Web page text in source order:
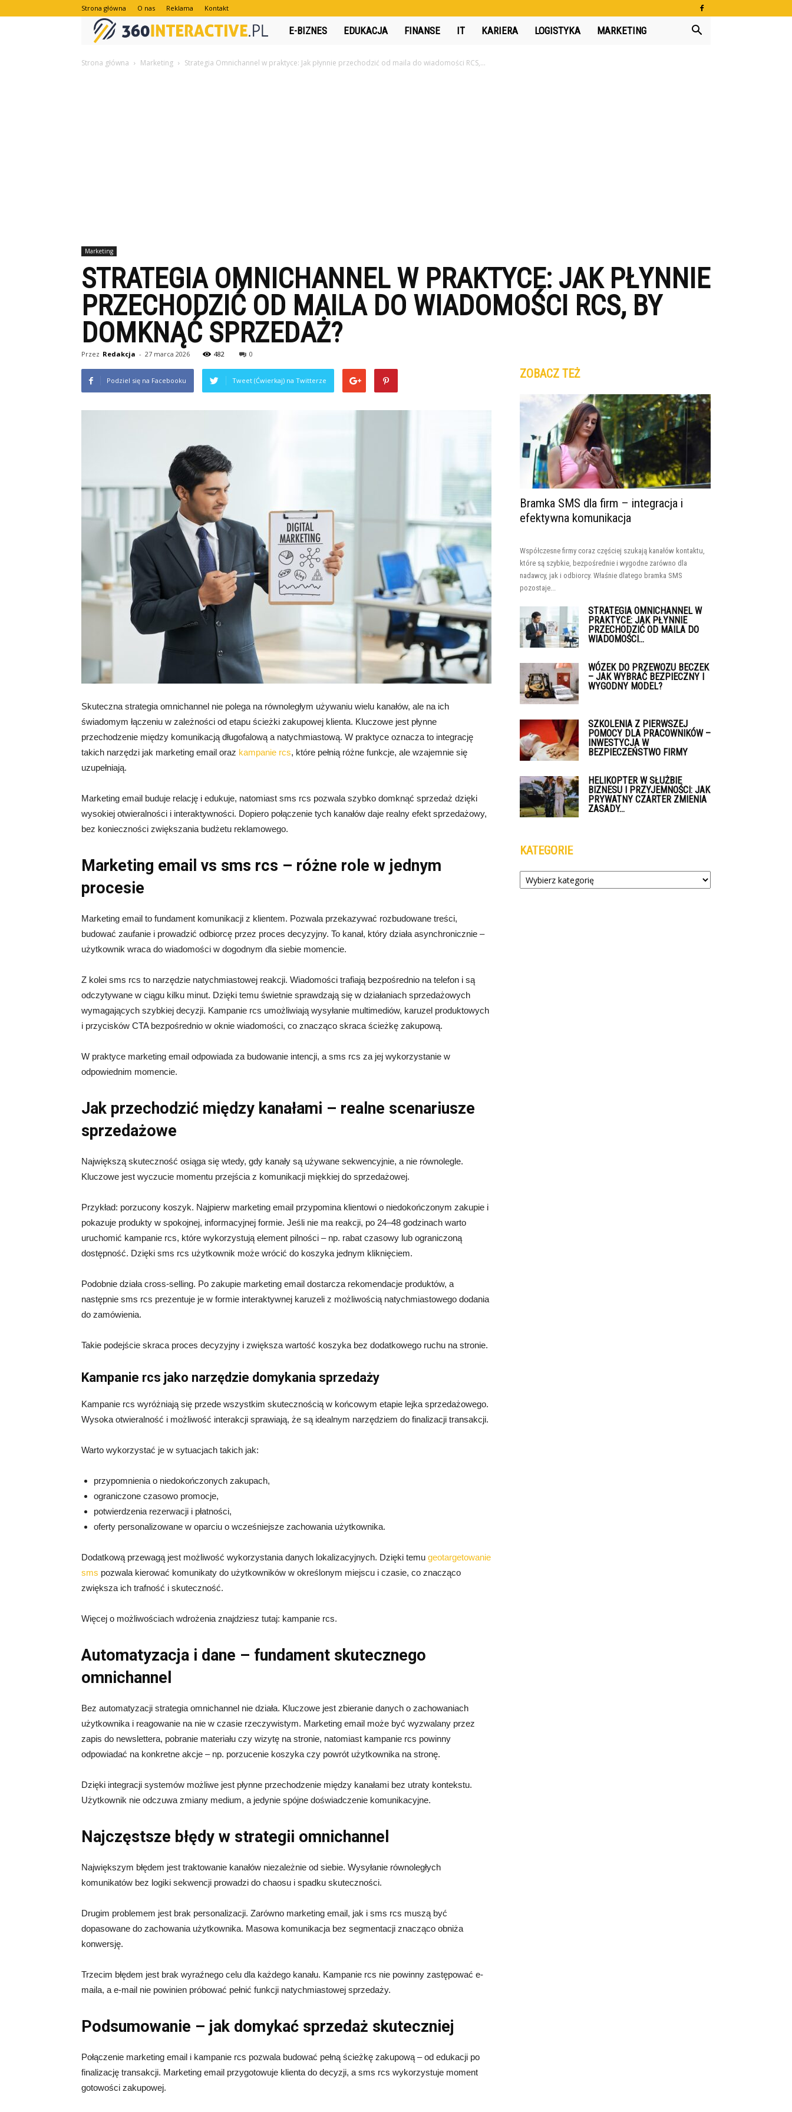
Strona główna O nas Reklama Kontakt
360interactive.pl
E-BIZNES EDUKACJA FINANSE IT KARIERA LOGISTYKA MARKETING
Strona główna Marketing Strategia Omnichannel w praktyce: Jak płynnie przechodzić od maila do wiadomości RCS,...
Marketing
STRATEGIA OMNICHANNEL W PRAKTYCE: JAK PŁYNNIE
PRZECHODZIĆ OD MAILA DO WIADOMOŚCI RCS, BY
DOMKNĄĆ SPRZEDAŻ?
Przez Redakcja - 27 marca 2026 482 0
Podziel się na Facebooku Tweet (Ćwierkaj) na Twitterze
Skuteczna strategia omnichannel nie polega na równoległym używaniu wielu kanałów, ale na ich
świadomym łączeniu w zależności od etapu ścieżki zakupowej klienta. Kluczowe jest płynne
przechodzenie między komunikacją długofalową a natychmiastową. W praktyce oznacza to integrację
takich narzędzi jak marketing email oraz kampanie rcs, które pełnią różne funkcje, ale wzajemnie się
uzupełniają.
Marketing email buduje relację i edukuje, natomiast sms rcs pozwala szybko domknąć sprzedaż dzięki
wysokiej otwieralności i interaktywności. Dopiero połączenie tych kanałów daje realny efekt sprzedażowy,
bez konieczności zwiększania budżetu reklamowego.
Marketing email vs sms rcs – różne role w jednym
procesie
Marketing email to fundament komunikacji z klientem. Pozwala przekazywać rozbudowane treści,
budować zaufanie i prowadzić odbiorcę przez proces decyzyjny. To kanał, który działa asynchronicznie –
użytkownik wraca do wiadomości w dogodnym dla siebie momencie.
Z kolei sms rcs to narzędzie natychmiastowej reakcji. Wiadomości trafiają bezpośrednio na telefon i są
odczytywane w ciągu kilku minut. Dzięki temu świetnie sprawdzają się w działaniach sprzedażowych
wymagających szybkiej decyzji. Kampanie rcs umożliwiają wysyłanie multimediów, karuzel produktowych
i przycisków CTA bezpośrednio w oknie wiadomości, co znacząco skraca ścieżkę zakupową.
W praktyce marketing email odpowiada za budowanie intencji, a sms rcs za jej wykorzystanie w
odpowiednim momencie.
Jak przechodzić między kanałami – realne scenariusze
sprzedażowe
Największą skuteczność osiąga się wtedy, gdy kanały są używane sekwencyjnie, a nie równolegle.
Kluczowe jest wyczucie momentu przejścia z komunikacji miękkiej do sprzedażowej.
Przykład: porzucony koszyk. Najpierw marketing email przypomina klientowi o niedokończonym zakupie i
pokazuje produkty w spokojnej, informacyjnej formie. Jeśli nie ma reakcji, po 24–48 godzinach warto
uruchomić kampanie rcs, które wykorzystują element pilności – np. rabat czasowy lub ograniczoną
dostępność. Dzięki sms rcs użytkownik może wrócić do koszyka jednym kliknięciem.
Podobnie działa cross-selling. Po zakupie marketing email dostarcza rekomendacje produktów, a
następnie sms rcs prezentuje je w formie interaktywnej karuzeli z możliwością natychmiastowego dodania
do zamówienia.
Takie podejście skraca proces decyzyjny i zwiększa wartość koszyka bez dodatkowego ruchu na stronie.
Kampanie rcs jako narzędzie domykania sprzedaży
Kampanie rcs wyróżniają się przede wszystkim skutecznością w końcowym etapie lejka sprzedażowego.
Wysoka otwieralność i możliwość interakcji sprawiają, że są idealnym narzędziem do finalizacji transakcji.
Warto wykorzystać je w sytuacjach takich jak:
przypomnienia o niedokończonych zakupach,
ograniczone czasowo promocje,
potwierdzenia rezerwacji i płatności,
oferty personalizowane w oparciu o wcześniejsze zachowania użytkownika.
Dodatkową przewagą jest możliwość wykorzystania danych lokalizacyjnych. Dzięki temu geotargetowanie
sms pozwala kierować komunikaty do użytkowników w określonym miejscu i czasie, co znacząco
zwiększa ich trafność i skuteczność.
Więcej o możliwościach wdrożenia znajdziesz tutaj: kampanie rcs.
Automatyzacja i dane – fundament skutecznego
omnichannel
Bez automatyzacji strategia omnichannel nie działa. Kluczowe jest zbieranie danych o zachowaniach
użytkownika i reagowanie na nie w czasie rzeczywistym. Marketing email może być wyzwalany przez
zapis do newslettera, pobranie materiału czy wizytę na stronie, natomiast kampanie rcs powinny
odpowiadać na konkretne akcje – np. porzucenie koszyka czy powrót użytkownika na stronę.
Dzięki integracji systemów możliwe jest płynne przechodzenie między kanałami bez utraty kontekstu.
Użytkownik nie odczuwa zmiany medium, a jedynie spójne doświadczenie komunikacyjne.
Najczęstsze błędy w strategii omnichannel
Największym błędem jest traktowanie kanałów niezależnie od siebie. Wysyłanie równoległych
komunikatów bez logiki sekwencji prowadzi do chaosu i spadku skuteczności.
Drugim problemem jest brak personalizacji. Zarówno marketing email, jak i sms rcs muszą być
dopasowane do zachowania użytkownika. Masowa komunikacja bez segmentacji znacząco obniża
konwersję.
Trzecim błędem jest brak wyraźnego celu dla każdego kanału. Kampanie rcs nie powinny zastępować e-
maila, a e-mail nie powinien próbować pełnić funkcji natychmiastowej sprzedaży.
Podsumowanie – jak domykać sprzedaż skuteczniej
Połączenie marketing email i kampanie rcs pozwala budować pełną ścieżkę zakupową – od edukacji po
finalizację transakcji. Marketing email przygotowuje klienta do decyzji, a sms rcs wykorzystuje moment
gotowości zakupowej.
ZOBACZ TEŻ
Bramka SMS dla firm – integracja i
efektywna komunikacja
Współczesne firmy coraz częściej szukają kanałów kontaktu,
które są szybkie, bezpośrednie i wygodne zarówno dla
nadawcy, jak i odbiorcy. Właśnie dlatego bramka SMS
pozostaje...
STRATEGIA OMNICHANNEL W
PRAKTYCE: JAK PŁYNNIE
PRZECHODZIĆ OD MAILA DO
WIADOMOŚCI...
WÓZEK DO PRZEWOZU BECZEK
– JAK WYBRAĆ BEZPIECZNY I
WYGODNY MODEL?
SZKOLENIA Z PIERWSZEJ
POMOCY DLA PRACOWNIKÓW –
INWESTYCJA W
BEZPIECZEŃSTWO FIRMY
HELIKOPTER W SŁUŻBIE
BIZNESU I PRZYJEMNOŚCI: JAK
PRYWATNY CZARTER ZMIENIA
ZASADY...
KATEGORIE
Kategorie